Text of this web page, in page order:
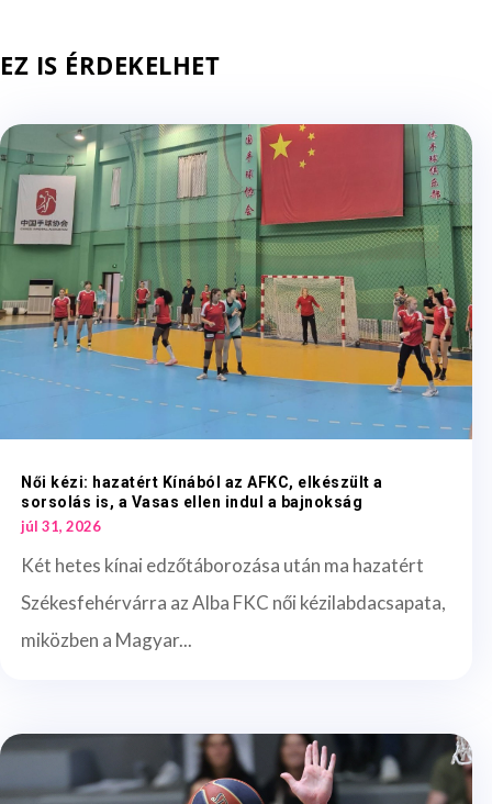
EZ IS ÉRDEKELHET
Női kézi: hazatért Kínából az AFKC, elkészült a
sorsolás is, a Vasas ellen indul a bajnokság
júl 31, 2026
Két hetes kínai edzőtáborozása után ma hazatért
Székesfehérvárra az Alba FKC női kézilabdacsapata,
miközben a Magyar...